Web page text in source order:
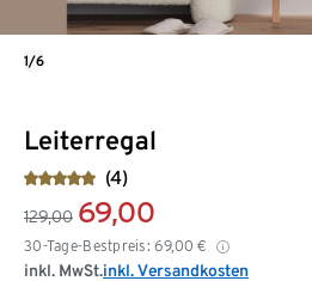
Leiterregal
(4)
129,00 69,00
30-Tage-Bestpreis: 69,00 €
inkl. MwSt.inkl. Versandkosten
1/6